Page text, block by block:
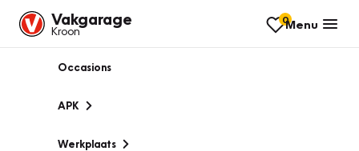
Vakgarage
Kroon
0Menu
Occasions
APK
Werkplaats